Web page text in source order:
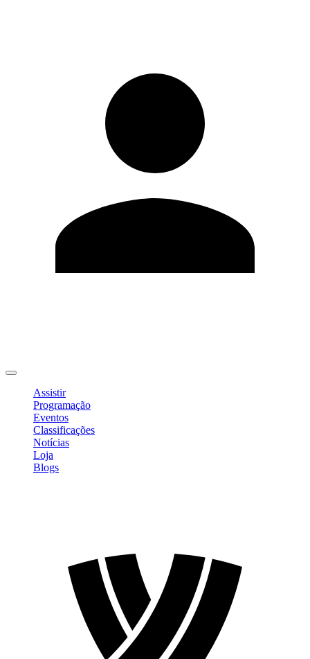
Assistir
Programação
Eventos
Classificações
Notícias
Loja
Blogs